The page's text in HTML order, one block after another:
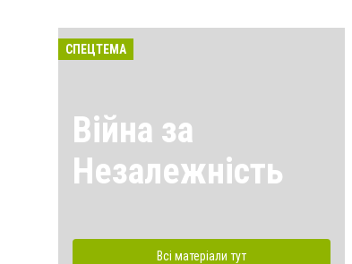
СПЕЦТЕМА
Війна за
Незалежність
Всі матеріали тут